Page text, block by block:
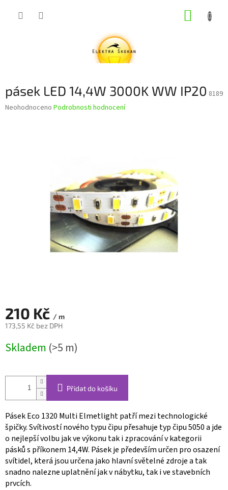
pásek LED 14,4W 3000K WW IP20 8189
Průměrné
Neohodnoceno Podrobnosti hodnocení
210 Kč / m
173,55 Kč bez DPH
cena:
Skladem (>5 m)
Přidat do košíku
Pásek Eco 1320 Multi Elmetlight patří mezi technologické
špičky. Svítivostí nového typu čipu přesahuje typ čipu 5050 a jde
o nejlepší volbu jak ve výkonu tak i zpracování v kategorii
pásků s příkonem 14,4W. Pásek je především určen pro osazení
svítidel, která jsou určena jako hlavní světelné zdroje a tak
snadno nalezne uplatnění jak v nábytku, tak i ve stavebních
prvcích.